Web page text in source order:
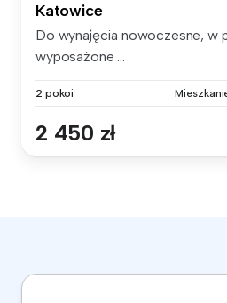
Katowice
Do wynajęcia nowoczesne, w
wyposażone ...
2 pokoi
2 450 zł